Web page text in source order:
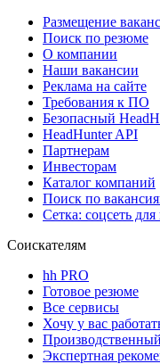
Размещение
Поиск по резюме
О компании
Наши вакансии
Реклама на сайте
Требования к ПО
Безопасный
HeadHunter API
Партнерам
Инвесторам
Каталог компаний
Поиск по
Сетка: соцсеть
Соискателям
hh PRO
Готовое резюме
Все сервисы
Хочу у вас
Экспертная